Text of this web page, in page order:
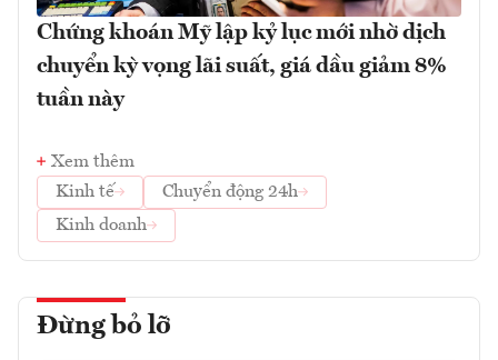
Chứng khoán Mỹ lập kỷ lục mới nhờ dịch
chuyển kỳ vọng lãi suất, giá dầu giảm 8%
tuần này
Xem thêm
Kinh tế
Chuyển động 24h
Kinh doanh
Đừng bỏ lỡ